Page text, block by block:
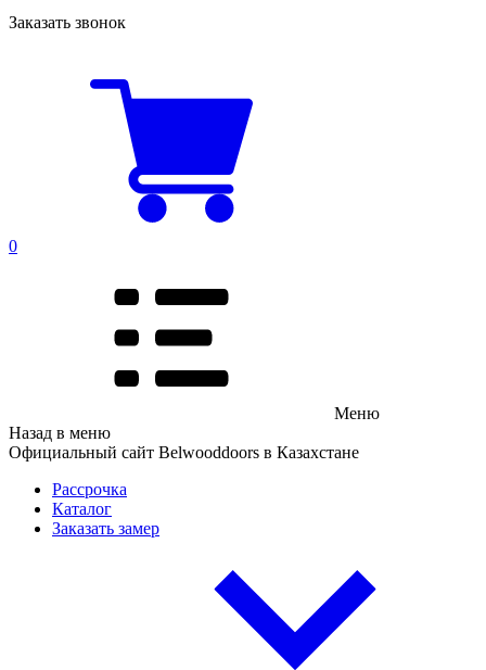
Заказать звонок
0
Меню
Назад в меню
Официальный сайт Belwooddoors в Казахстане
Рассрочка
Каталог
Заказать замер